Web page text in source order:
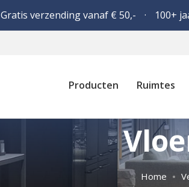
Gratis verzending vanaf € 50,- 100+
Producten Ruimtes
Home